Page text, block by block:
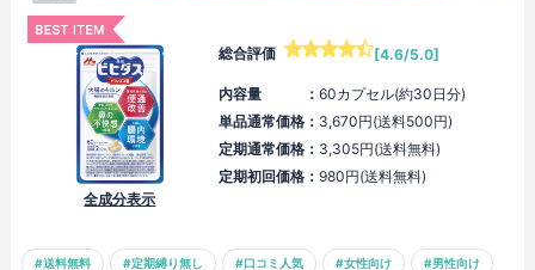
全成分表示
総合評価 [4.6/5.0]
内容量 ： 60カプセル(約30日分)
単品通常価格： 3,670円(送料500円)
定期通常価格： 3,305円(送料無料)
定期初回価格： 980円(送料無料)
#送料無料 #定期縛り無し #口コミ人気 #女性向け #男性向け